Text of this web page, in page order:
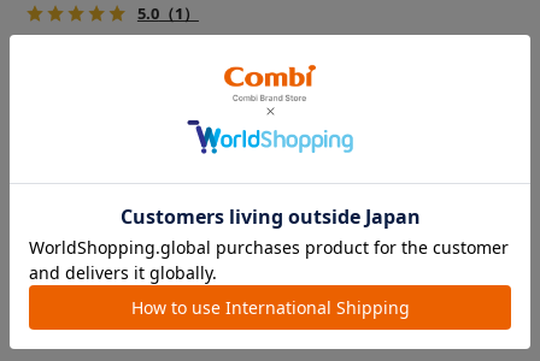
5.0（1）